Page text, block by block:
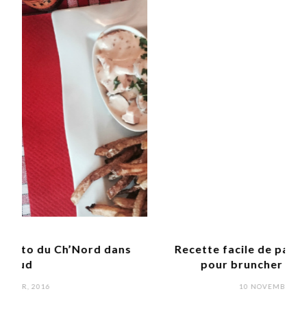
Recette facile de pancakes moelleux
pour bruncher à la maison !